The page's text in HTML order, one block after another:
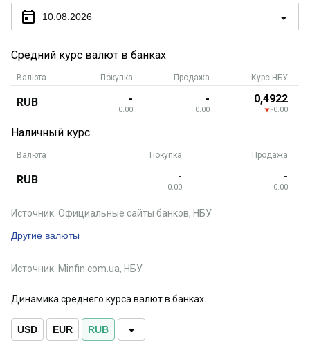
10.08.2026
Средний курс валют в банках
Валюта Покупка Продажа Курс НБУ
RUB -
0.00
-
0.00
0,4922
-0.00
Наличный курс
Валюта Покупка Продажа
RUB -
0.00
-
0.00
Другие валюты
Источник: Официальные сайты банков, НБУ
Источник: Minfin.com.ua, НБУ
Динамика среднего курса валют в банках
USD EUR RUB